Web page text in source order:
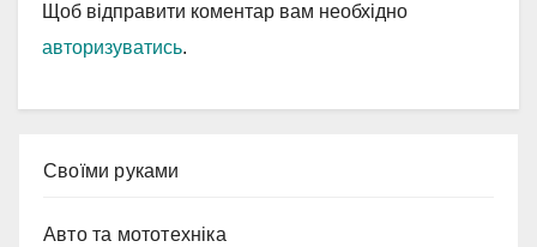
Щоб відправити коментар вам необхідно
авторизуватись.
Cвоїми руками
Авто та мототехніка